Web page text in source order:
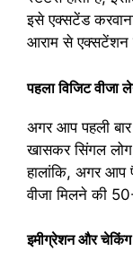
इसे एक्सटेंड
आराम से एक्सटेंशन
पहला विजिट वीजा
अगर आप पहली
खासकर सिंगल
हालांकि, अगर आप
वीजा मिलने की
इमीग्रेशन और